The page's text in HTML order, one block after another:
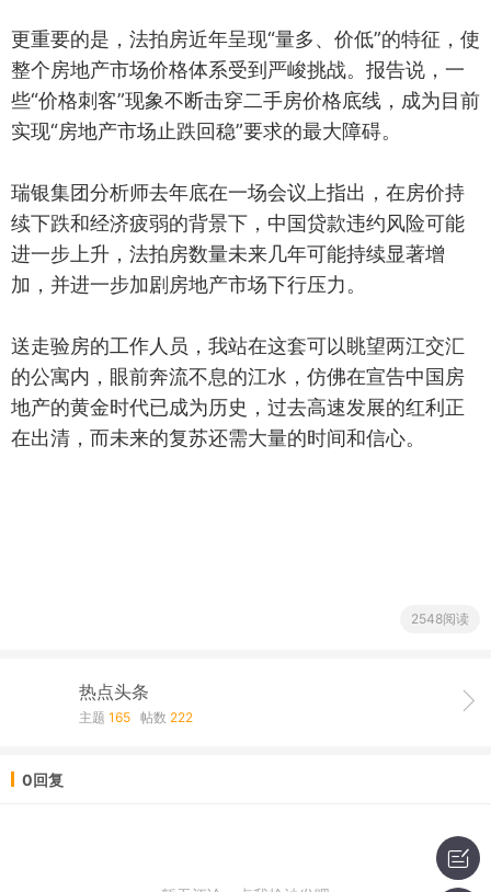
更重要的是，法拍房近年呈现“量多、价低”的特征，使
整个房地产市场价格体系受到严峻挑战。报告说，一
些“价格刺客”现象不断击穿二手房价格底线，成为目前
实现“房地产市场止跌回稳”要求的最大障碍。
瑞银集团分析师去年底在一场会议上指出，在房价持
续下跌和经济疲弱的背景下，中国贷款违约风险可能
进一步上升，法拍房数量未来几年可能持续显著增
加，并进一步加剧房地产市场下行压力。
送走验房的工作人员，我站在这套可以眺望两江交汇
的公寓内，眼前奔流不息的江水，仿佛在宣告中国房
地产的黄金时代已成为历史，过去高速发展的红利正
在出清，而未来的复苏还需大量的时间和信心。
2548阅读
热点头条
主题 165 帖数 222
0回复